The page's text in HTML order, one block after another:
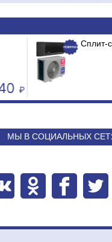
TT-310 USE (300 dpi)
ABK-07 BRG/TC2/E1
МЫ В СОЦИАЛЬНЫХ